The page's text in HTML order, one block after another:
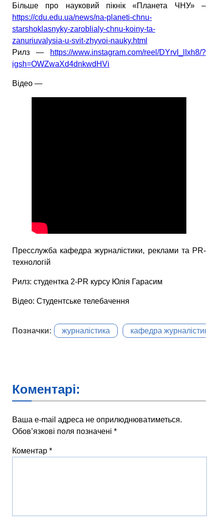
Більше про науковий пікнік «Планета ЧНУ» –
https://cdu.edu.ua/news/na-planeti-chnu-
starshoklasnyky-zaroblialy-chnu-koiny-ta-
zanuriuvalysia-u-svit-zhyvoi-nauky.html
Рилз —
https://www.instagram.com/reel/DYrvI_lIxh8/?
igsh=OWZwaXd4dnkwdHVi
Відео —
Пресслужба кафедра журналістики, реклами та PR-
технологій
Рилз: студентка 2-PR курсу Юлія Гарасим
Відео: Студентське телебачення
Позначки: журналістика кафедра журналістики
Коментарі:
Ваша e-mail адреса не оприлюднюватиметься.
Обов’язкові поля позначені *
Коментар *